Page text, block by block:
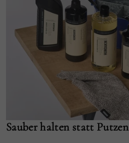
Sauber halten statt Putzen